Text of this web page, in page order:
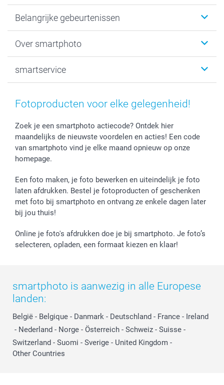
Fotogeschenken
Fotoprints, Fotoposter & Fotoalbum met fotoprints
MyNameBook
Stickers en Etiketten
Fotokaders, Decoratie en Snoepjes
Fotokalenders & Fotoagenda's
Belangrijke gebeurtenissen
Baby
Communie- en Lentefeest
Geschenken voor hem
Afstuderen
Moederdag
Vaderdag
Verjaardag
Geboorte
Over smartphoto
Duurzaamheid
Voorwaarden
Herroepingsrecht
Klachtenregeling
Wettelijke garantie
Privacybeleid
Cookiebeleid
Prijslijst
Jobs & Stages
Investor Relations
smartservice
smartgarantie
smartbonus
Betalingsmogelijkheden
Grote bestellingen
Levering
Mijn orderstatus
smartfriends
Fotoproducten voor elke gelegenheid!
Zoek je een smartphoto actiecode? Ontdek hier
maandelijks de nieuwste voordelen en acties! Een code
van smartphoto vind je elke maand opnieuw op onze
homepage.
Een foto maken, je foto bewerken en uiteindelijk je foto
laten afdrukken. Bestel je fotoproducten of geschenken
met foto bij smartphoto en ontvang ze enkele dagen later
bij jou thuis!
Online je foto's afdrukken doe je bij smartphoto. Je foto’s
selecteren, opladen, een formaat kiezen en klaar!
smartphoto is aanwezig in alle Europese
landen:
België - Belgique - Danmark - Deutschland - France - Ireland
- Nederland - Norge - Österreich - Schweiz - Suisse -
Switzerland - Suomi - Sverige - United Kingdom -
Other Countries